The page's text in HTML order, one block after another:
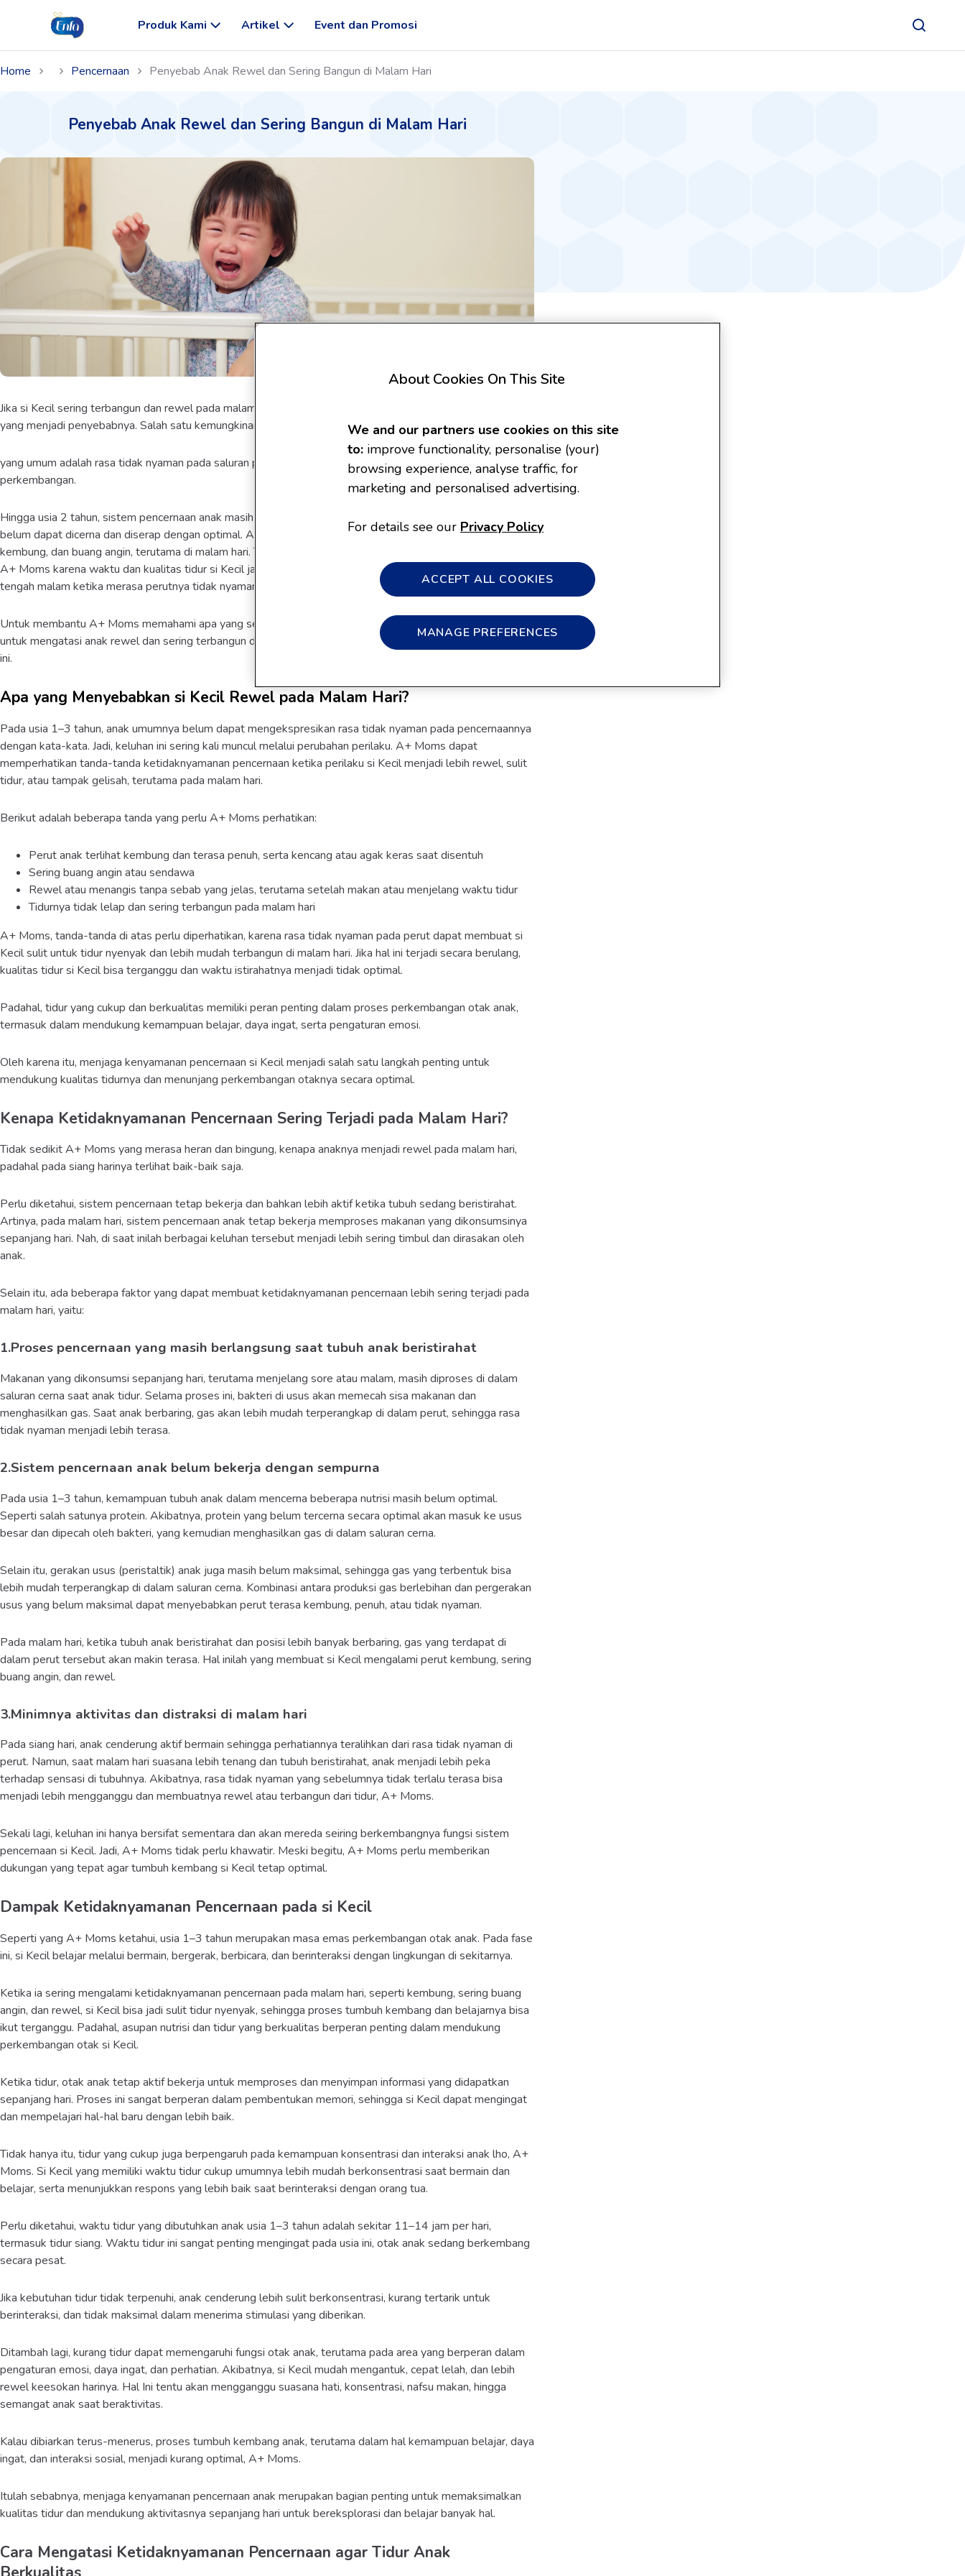
Produk Kami Artikel Event dan Promosi
Home Pencernaan Penyebab Anak Rewel dan Sering Bangun di Malam Hari
Penyebab Anak Rewel dan Sering Bangun di Malam Hari
Jika si Kecil sering terbangun dan rewel pada malam hari, A+ Moms mungkin akan jadi panik dan bingung apa
yang menjadi penyebabnya. Salah satu kemungkinan
yang umum adalah rasa tidak nyaman pada saluran pencernaan si Kecil yang masih dalam tahap
perkembangan.
Hingga usia 2 tahun, sistem pencernaan anak masih belum berkembang sempurna, sehingga sebagian nutrisi
belum dapat dicerna dan diserap dengan optimal. Akibatnya si Kecil pun jadi sering rewel, perutnya
kembung, dan buang angin, terutama di malam hari. Tentunya ini dapat mengakibatkan kekhawatiran pada
A+ Moms karena waktu dan kualitas tidur si Kecil jadi terganggu, apalagi ia jadi sering terbangun pada
tengah malam ketika merasa perutnya tidak nyaman.
Untuk membantu A+ Moms memahami apa yang sebenarnya terjadi sekaligus menemukan cara yang tepat
untuk mengatasi anak rewel dan sering terbangun di malam hari, yuk, simak penjelasan lengkapnya di bawah
ini.
Apa yang Menyebabkan si Kecil Rewel pada Malam Hari?
Pada usia 1–3 tahun, anak umumnya belum dapat mengekspresikan rasa tidak nyaman pada pencernaannya
dengan kata-kata. Jadi, keluhan ini sering kali muncul melalui perubahan perilaku. A+ Moms dapat
memperhatikan tanda-tanda ketidaknyamanan pencernaan ketika perilaku si Kecil menjadi lebih rewel, sulit
tidur, atau tampak gelisah, terutama pada malam hari.
Berikut adalah beberapa tanda yang perlu A+ Moms perhatikan:
Perut anak terlihat kembung dan terasa penuh, serta kencang atau agak keras saat disentuh
Sering buang angin atau sendawa
Rewel atau menangis tanpa sebab yang jelas, terutama setelah makan atau menjelang waktu tidur
Tidurnya tidak lelap dan sering terbangun pada malam hari
A+ Moms, tanda-tanda di atas perlu diperhatikan, karena rasa tidak nyaman pada perut dapat membuat si
Kecil sulit untuk tidur nyenyak dan lebih mudah terbangun di malam hari. Jika hal ini terjadi secara berulang,
kualitas tidur si Kecil bisa terganggu dan waktu istirahatnya menjadi tidak optimal.
Padahal, tidur yang cukup dan berkualitas memiliki peran penting dalam proses perkembangan otak anak,
termasuk dalam mendukung kemampuan belajar, daya ingat, serta pengaturan emosi.
Oleh karena itu, menjaga kenyamanan pencernaan si Kecil menjadi salah satu langkah penting untuk
mendukung kualitas tidurnya dan menunjang perkembangan otaknya secara optimal.
Kenapa Ketidaknyamanan Pencernaan Sering Terjadi pada Malam Hari?
Tidak sedikit A+ Moms yang merasa heran dan bingung, kenapa anaknya menjadi rewel pada malam hari,
padahal pada siang harinya terlihat baik-baik saja.
Perlu diketahui, sistem pencernaan tetap bekerja dan bahkan lebih aktif ketika tubuh sedang beristirahat.
Artinya, pada malam hari, sistem pencernaan anak tetap bekerja memproses makanan yang dikonsumsinya
sepanjang hari. Nah, di saat inilah berbagai keluhan tersebut menjadi lebih sering timbul dan dirasakan oleh
anak.
Selain itu, ada beberapa faktor yang dapat membuat ketidaknyamanan pencernaan lebih sering terjadi pada
malam hari, yaitu:
1.Proses pencernaan yang masih berlangsung saat tubuh anak beristirahat
Makanan yang dikonsumsi sepanjang hari, terutama menjelang sore atau malam, masih diproses di dalam
saluran cerna saat anak tidur. Selama proses ini, bakteri di usus akan memecah sisa makanan dan
menghasilkan gas. Saat anak berbaring, gas akan lebih mudah terperangkap di dalam perut, sehingga rasa
tidak nyaman menjadi lebih terasa.
2.Sistem pencernaan anak belum bekerja dengan sempurna
Pada usia 1–3 tahun, kemampuan tubuh anak dalam mencerna beberapa nutrisi masih belum optimal.
Seperti salah satunya protein. Akibatnya, protein yang belum tercerna secara optimal akan masuk ke usus
besar dan dipecah oleh bakteri, yang kemudian menghasilkan gas di dalam saluran cerna.
Selain itu, gerakan usus (peristaltik) anak juga masih belum maksimal, sehingga gas yang terbentuk bisa
lebih mudah terperangkap di dalam saluran cerna. Kombinasi antara produksi gas berlebihan dan pergerakan
usus yang belum maksimal dapat menyebabkan perut terasa kembung, penuh, atau tidak nyaman.
Pada malam hari, ketika tubuh anak beristirahat dan posisi lebih banyak berbaring, gas yang terdapat di
dalam perut tersebut akan makin terasa. Hal inilah yang membuat si Kecil mengalami perut kembung, sering
buang angin, dan rewel.
3.Minimnya aktivitas dan distraksi di malam hari
Pada siang hari, anak cenderung aktif bermain sehingga perhatiannya teralihkan dari rasa tidak nyaman di
perut. Namun, saat malam hari suasana lebih tenang dan tubuh beristirahat, anak menjadi lebih peka
terhadap sensasi di tubuhnya. Akibatnya, rasa tidak nyaman yang sebelumnya tidak terlalu terasa bisa
menjadi lebih mengganggu dan membuatnya rewel atau terbangun dari tidur, A+ Moms.
Sekali lagi, keluhan ini hanya bersifat sementara dan akan mereda seiring berkembangnya fungsi sistem
pencernaan si Kecil. Jadi, A+ Moms tidak perlu khawatir. Meski begitu, A+ Moms perlu memberikan
dukungan yang tepat agar tumbuh kembang si Kecil tetap optimal.
Dampak Ketidaknyamanan Pencernaan pada si Kecil
Seperti yang A+ Moms ketahui, usia 1–3 tahun merupakan masa emas perkembangan otak anak. Pada fase
ini, si Kecil belajar melalui bermain, bergerak, berbicara, dan berinteraksi dengan lingkungan di sekitarnya.
Ketika ia sering mengalami ketidaknyamanan pencernaan pada malam hari, seperti kembung, sering buang
angin, dan rewel, si Kecil bisa jadi sulit tidur nyenyak, sehingga proses tumbuh kembang dan belajarnya bisa
ikut terganggu. Padahal, asupan nutrisi dan tidur yang berkualitas berperan penting dalam mendukung
perkembangan otak si Kecil.
Ketika tidur, otak anak tetap aktif bekerja untuk memproses dan menyimpan informasi yang didapatkan
sepanjang hari. Proses ini sangat berperan dalam pembentukan memori, sehingga si Kecil dapat mengingat
dan mempelajari hal-hal baru dengan lebih baik.
Tidak hanya itu, tidur yang cukup juga berpengaruh pada kemampuan konsentrasi dan interaksi anak lho, A+
Moms. Si Kecil yang memiliki waktu tidur cukup umumnya lebih mudah berkonsentrasi saat bermain dan
belajar, serta menunjukkan respons yang lebih baik saat berinteraksi dengan orang tua.
Perlu diketahui, waktu tidur yang dibutuhkan anak usia 1–3 tahun adalah sekitar 11–14 jam per hari,
termasuk tidur siang. Waktu tidur ini sangat penting mengingat pada usia ini, otak anak sedang berkembang
secara pesat.
Jika kebutuhan tidur tidak terpenuhi, anak cenderung lebih sulit berkonsentrasi, kurang tertarik untuk
berinteraksi, dan tidak maksimal dalam menerima stimulasi yang diberikan.
Ditambah lagi, kurang tidur dapat memengaruhi fungsi otak anak, terutama pada area yang berperan dalam
pengaturan emosi, daya ingat, dan perhatian. Akibatnya, si Kecil mudah mengantuk, cepat lelah, dan lebih
rewel keesokan harinya. Hal Ini tentu akan mengganggu suasana hati, konsentrasi, nafsu makan, hingga
semangat anak saat beraktivitas.
Kalau dibiarkan terus-menerus, proses tumbuh kembang anak, terutama dalam hal kemampuan belajar, daya
ingat, dan interaksi sosial, menjadi kurang optimal, A+ Moms.
Itulah sebabnya, menjaga kenyamanan pencernaan anak merupakan bagian penting untuk memaksimalkan
kualitas tidur dan mendukung aktivitasnya sepanjang hari untuk bereksplorasi dan belajar banyak hal.
Cara Mengatasi Ketidaknyamanan Pencernaan agar Tidur Anak
About Cookies On This Site
We and our partners use cookies on this site
to: improve functionality, personalise (your)
browsing experience, analyse traffic, for
marketing and personalised advertising.
For details see our Privacy Policy
MANAGE PREFERENCES
ACCEPT ALL COOKIES